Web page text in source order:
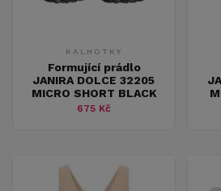
KALHOTKY
Formující prádlo
JANIRA DOLCE 32205
MICRO SHORT BLACK
675 Kč